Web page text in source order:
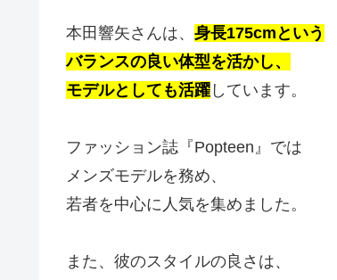
本田響矢さんは、 身長175cmという
バランスの良い体型を活かし、
モデルとしても活躍 しています。
ファッション誌『Popteen』では
メンズモデルを務め、
若者を中心に人気を集めました。
また、彼のスタイルの良さは、